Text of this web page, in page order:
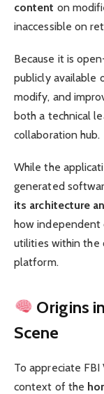
content on
inaccessible on
Because it is
publicly available
modify, and
both a technical
collaboration hub.
While the
generated
its architecture
how independent
utilities within the
platform.
Origins
Scene
To appreciate
context of the